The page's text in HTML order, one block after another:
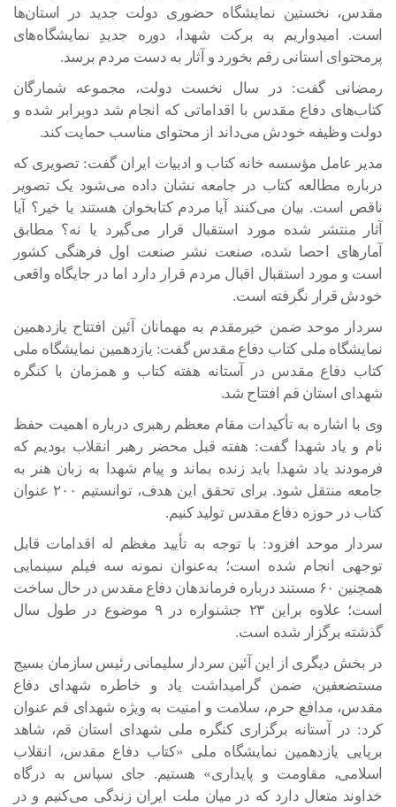
مقدس، نخستین نمایشگاه حضوری دولت جدید در استان‌ها
است. امیدواریم به برکت شهدا، دوره جدیدِ نمایشگاه‌های
پرمحتوای استانی رقم بخورد و آثار به دست مردم برسد.
رمضانی گفت: در سال نخست دولت، مجموعه شمارگان
کتاب‌های دفاع مقدس با اقداماتی که انجام شد دوبرابر شده و
دولت وظیفه خودش می‌داند از محتوای مناسب حمایت کند.
مدیر عامل مؤسسه خانه کتاب و ادبیات ایران گفت: تصویری که
درباره مطالعه کتاب در جامعه نشان داده می‌شود یک تصویر
ناقص است. بیان می‌کنند آیا مردم کتابخوان هستند یا خیر؟ آیا
آثار منتشر شده مورد استقبال قرار می‌گیرد یا نه؟ مطابق
آمارهای احصا شده، صنعت نشر صنعت اول فرهنگی کشور
است و مورد استقبال اقبال مردم قرار دارد اما در جایگاه واقعی
خودش قرار نگرفته است.
سردار موحد ضمن خیرمقدم به مهمانان آئین افتتاح یازدهمین
نمایشگاه ملی کتاب دفاع مقدس گفت: یازدهمین نمایشگاه ملی
کتاب دفاع مقدس در آستانه هفته کتاب و همزمان با کنگره
شهدای استان قم افتتاح شد.
وی با اشاره به تأکیدات مقام معظم رهبری درباره اهمیت حفظ
نام و یاد شهدا گفت: هفته قبل محضر رهبر انقلاب بودیم که
فرمودند یاد شهدا باید زنده بماند و پیام شهدا به زبان هنر به
جامعه منتقل شود. برای تحقق این هدف، توانستیم ۲۰۰ عنوان
کتاب در حوزه دفاع مقدس تولید کنیم.
سردار موحد افزود: با توجه به تأیید مغظم له اقدامات قابل
توجهی انجام شده است؛ به‌عنوان نمونه سه فیلم سینمایی
همچنین ۶۰ مستند درباره فرماندهان دفاع مقدس در حال ساخت
است؛ علاوه براین ۲۳ جشنواره در ۹ موضوع در طول سال
گذشته برگزار شده است.
در بخش دیگری از این آئین سردار سلیمانی رئیس سازمان بسیج
مستضعفین، ضمن گرامیداشت یاد و خاطره شهدای دفاع
مقدس، مدافع حرم، سلامت و امنیت به ویژه شهدای قم عنوان
کرد: در آستانه برگزاری کنگره ملی شهدای استان قم، شاهد
برپایی یازدهمین نمایشگاه ملی «کتاب دفاع مقدس، انقلاب
اسلامی، مقاومت و پایداری» هستیم. جای سپاس به درگاه
خداوند متعال دارد که در میان ملت ایران زندگی می‌کنیم و در